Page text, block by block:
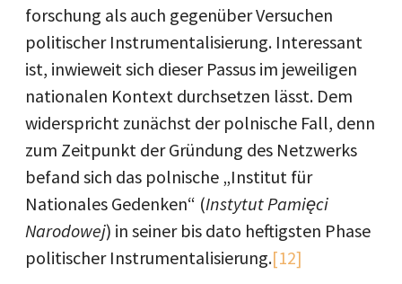
forschung als auch gegenüber Versuchen
politischer Instrumentalisierung. Interessant
ist, inwieweit sich dieser Passus im jeweiligen
nationalen Kontext durchsetzen lässt. Dem
widerspricht zunächst der polnische Fall, denn
zum Zeitpunkt der Gründung des Netzwerks
befand sich das polnische „Institut für
Nationales Gedenken“ (Instytut Pamięci
Narodowej) in seiner bis dato heftigsten Phase
politischer Instrumentalisierung.[12]